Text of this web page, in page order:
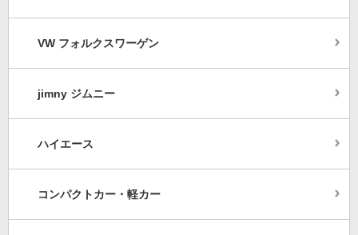
VW フォルクスワーゲン
jimny ジムニー
ハイエース
コンパクトカー・軽カー